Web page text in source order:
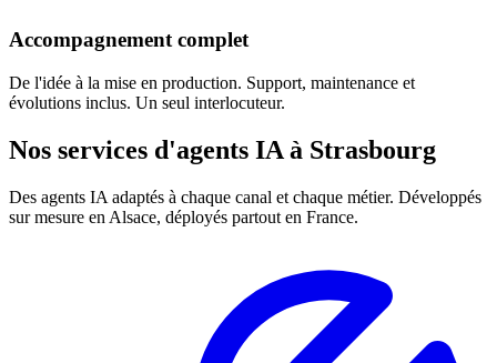
Accompagnement complet
De l'idée à la mise en production. Support, maintenance et
évolutions inclus. Un seul interlocuteur.
Nos services d'agents IA à Strasbourg
Des agents IA adaptés à chaque canal et chaque métier. Développés
sur mesure en Alsace, déployés partout en France.